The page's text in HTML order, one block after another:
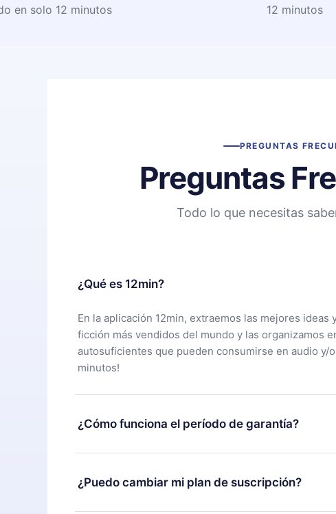
en solo 12 minutos
12 minutos
PREGUNTAS
Preguntas
Todo lo que necesitas
¿Qué es 12min?
En la aplicación 12min, extraemos las mejores
ficción más vendidos del mundo y las organizamos
autosuficientes que pueden consumirse en audio y/
minutos!
¿Cómo funciona el período de garantía?
Puedes descargar nuestra aplicación y comenzar a
alguna razón no estás satisfecho con nuestra
nuestro equipo de soporte ( contacto@12min.com
¿Puedo cambiar mi plan de suscripción?